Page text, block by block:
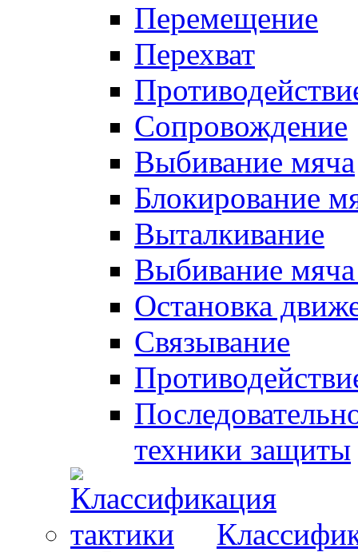
Перемещение
Перехват
Сопровождение
Выбивание мяча
Блокирование
Выталкивание
Выбивание
Остановка
Связывание
техники защиты